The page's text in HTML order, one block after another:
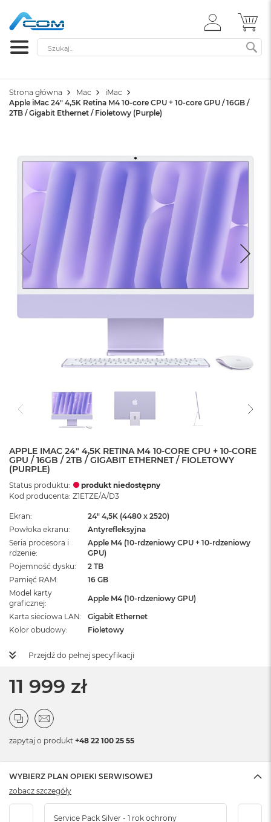
ZALOGUJ
SIĘ
Szukaj
Strona główna Mac
iMac
Apple iMac 24" 4,5K Retina M4 10-core CPU + 10-core GPU / 16GB /
2TB / Gigabit Ethernet / Fioletowy (Purple)
APPLE IMAC 24" 4,5K RETINA M4 10-CORE CPU + 10-CORE
GPU / 16GB / 2TB / GIGABIT ETHERNET / FIOLETOWY
(PURPLE)
Status produktu:
produkt niedostępny
Kod producenta: Z1ETZE/A/D3
Ekran
24" 4,5K (4480 x 2520)
Powłoka ekranu
Antyrefleksyjna
Seria procesora i
rdzenie
Apple M4 (10-rdzeniowy CPU + 10-rdzeniowy
GPU)
Pojemność dysku
2 TB
Pamięć RAM
16 GB
Model karty
graficznej
Apple M4 (10-rdzeniowy GPU)
Karta sieciowa LAN
Gigabit Ethernet
Kolor obudowy
Fioletowy
Przejdź do pełnej specyfikacji
11 999 zł
zapytaj o produkt +48 22 100 25 55
WYBIERZ PLAN OPIEKI SERWISOWEJ
Service Pack Silver - 1 rok ochrony
zobacz szczegóły